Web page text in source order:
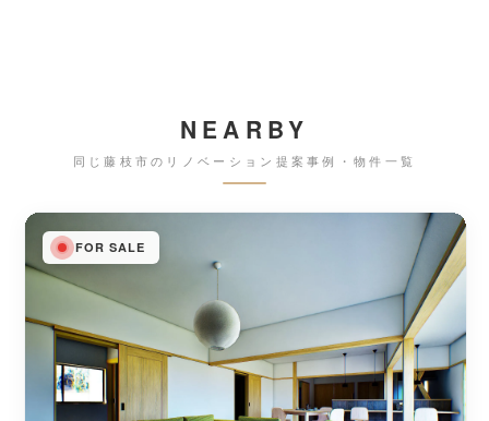
NEARBY
同じ藤枝市のリノベーション提案事例・物件一覧
FOR SALE